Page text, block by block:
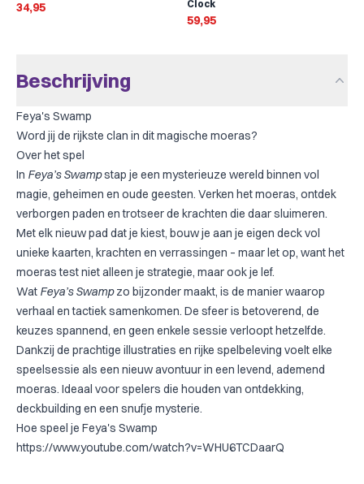
34,95
Clock
59,95
Beschrijving
Feya's Swamp
Word jij de rijkste clan in dit magische moeras?
Over het spel
In Feya’s Swampstap je een mysterieuze wereld binnen vol
magie, geheimen en oude geesten. Verken het moeras, ontdek
verborgen paden en trotseer de krachten die daar sluimeren.
Met elk nieuw pad dat je kiest, bouw je aan je eigen deck vol
unieke kaarten, krachten en verrassingen – maar let op, want het
moeras test niet alleen je strategie, maar ook je lef.
Wat Feya’s Swampzo bijzonder maakt, is de manier waarop
verhaal en tactiek samenkomen. De sfeer is betoverend, de
keuzes spannend, en geen enkele sessie verloopt hetzelfde.
Dankzij de prachtige illustraties en rijke spelbeleving voelt elke
speelsessie als een nieuw avontuur in een levend, ademend
moeras. Ideaal voor spelers die houden van ontdekking,
deckbuilding en een snufje mysterie.
Hoe speel je Feya's Swamp
https://www.youtube.com/watch?v=WHU6TCDaarQ